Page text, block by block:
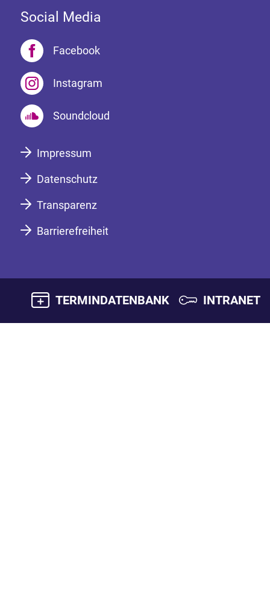
Social Media
Facebook
Instagram
Soundcloud
Impressum
Datenschutz
Transparenz
Barrierefreiheit
TERMINDATENBANK INTRANET